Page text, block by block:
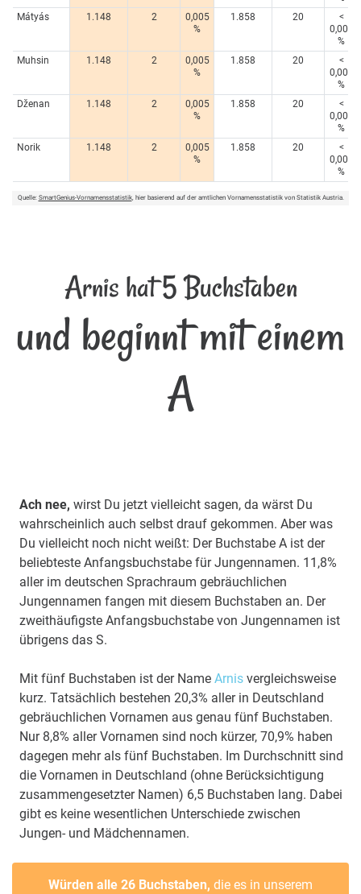
Mátyás
1.148 2
0,005
%
1.858 20
<
0,005
%
Muhsin
1.148 2
0,005
%
1.858 20
<
0,005
%
Dženan
1.148 2
0,005
%
1.858 20
<
0,005
%
Norik
1.148 2
0,005
%
1.858 20
<
0,005
%
Quelle: SmartGenius-Vornamensstatistik, hier basierend auf der amtlichen Vornamensstatistik von Statistik Austria.
Arnis hat 5 Buchstaben
und beginnt mit einem
A
Ach nee, wirst Du jetzt vielleicht sagen, da wärst Du
wahrscheinlich auch selbst drauf gekommen. Aber was
Du vielleicht noch nicht weißt: Der Buchstabe A ist der
beliebteste Anfangsbuchstabe für Jungennamen. 11,8%
aller im deutschen Sprachraum gebräuchlichen
Jungennamen fangen mit diesem Buchstaben an. Der
zweithäufigste Anfangsbuchstabe von Jungennamen ist
übrigens das S.
Mit fünf Buchstaben ist der Name Arnis vergleichsweise
kurz. Tatsächlich bestehen 20,3% aller in Deutschland
gebräuchlichen Vornamen aus genau fünf Buchstaben.
Nur 8,8% aller Vornamen sind noch kürzer, 70,9% haben
dagegen mehr als fünf Buchstaben. Im Durchschnitt sind
die Vornamen in Deutschland (ohne Berücksichtigung
zusammengesetzter Namen) 6,5 Buchstaben lang. Dabei
gibt es keine wesentlichen Unterschiede zwischen
Jungen- und Mädchennamen.
Würden alle 26 Buchstaben, die es in unserem